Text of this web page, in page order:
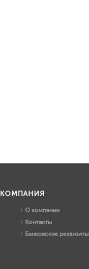
КОМПАНИЯ
О компании
Контакты
Банковские реквизиты